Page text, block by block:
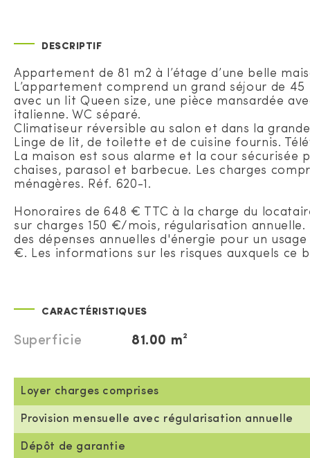
DESCRIPTIF
Appartement de 81 m2 à l’étage d’une belle
L’appartement comprend un grand séjour de
avec un lit Queen size, une pièce mansardée
italienne. WC séparé.
Climatiseur réversible au salon et dans la
Linge de lit, de toilette et de cuisine fournis.
La maison est sous alarme et la cour sécurisée
chaises, parasol et barbecue. Les charges
ménagères. Réf. 620-1.
Honoraires de 648 € TTC à la charge du
sur charges 150 €/mois, régularisation
des dépenses annuelles d'énergie pour un
€. Les informations sur les risques auxquels ce
CARACTÉRISTIQUES
Superficie 81.00 m²
Loyer charges comprises
Provision mensuelle avec régularisation annuelle
Dépôt de garantie